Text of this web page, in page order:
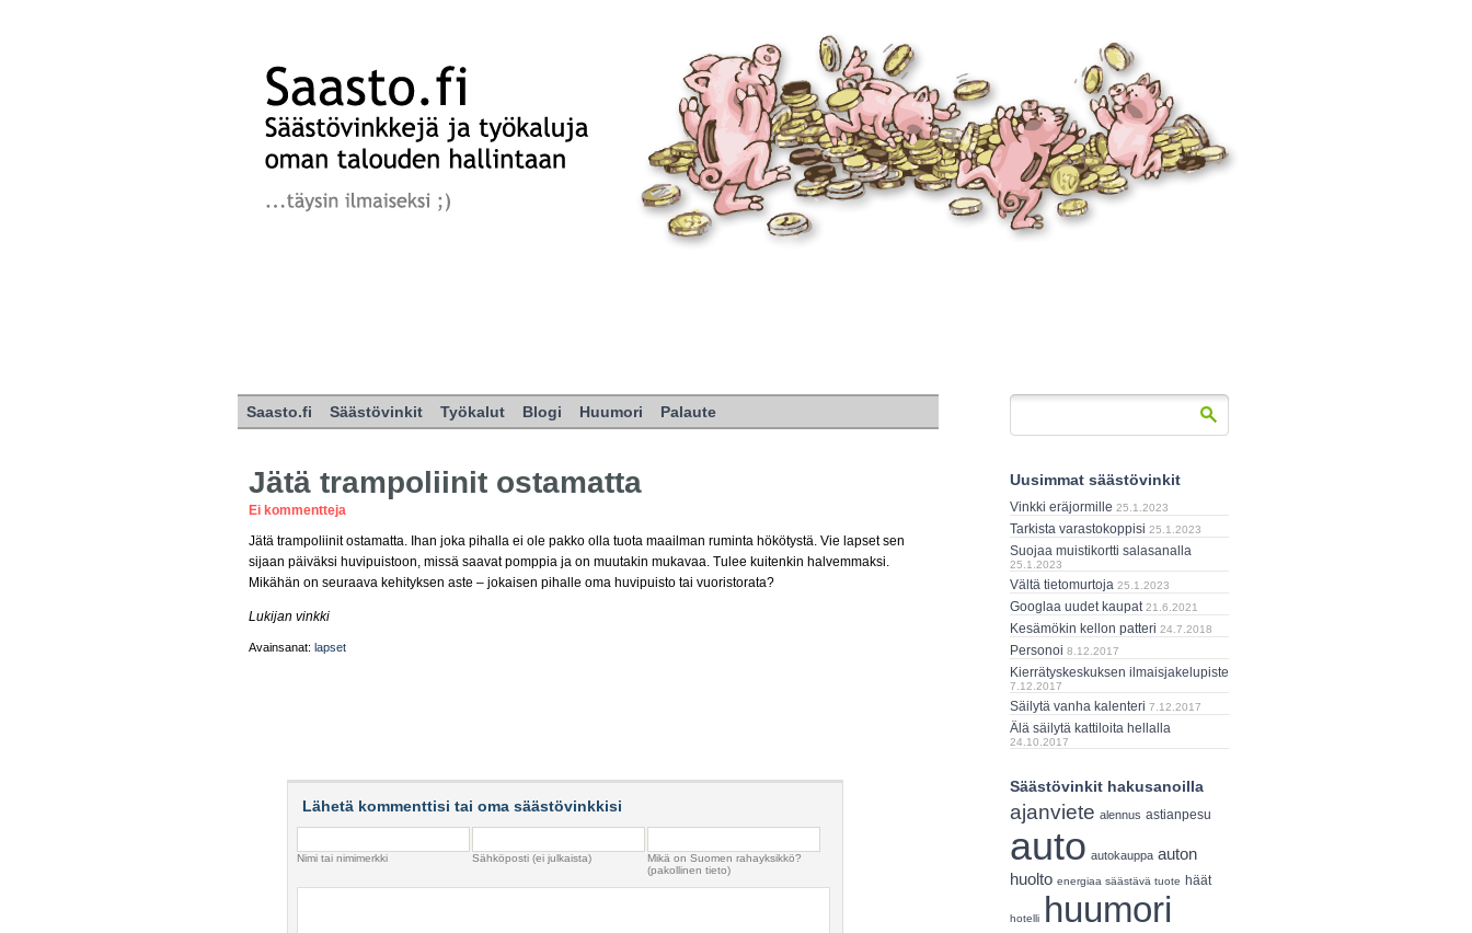
Saasto.fi Säästövinkit Työkalut Blogi Huumori Palaute
Jätä trampoliinit ostamatta
Ei kommentteja
Jätä trampoliinit ostamatta. Ihan joka pihalla ei ole pakko olla tuota maailman ruminta hökötystä. Vie lapset sen
sijaan päiväksi huvipuistoon, missä saavat pomppia ja on muutakin mukavaa. Tulee kuitenkin halvemmaksi.
Mikähän on seuraava kehityksen aste – jokaisen pihalle oma huvipuisto tai vuoristorata?
Lukijan vinkki
Avainsanat: lapset
Lähetä kommenttisi tai oma säästövinkkisi
Nimi tai nimimerkki Sähköposti (ei julkaista)
Mikä on Suomen rahayksikkö?
(pakollinen tieto)
Uusimmat säästövinkit
Vinkki eräjormille 25.1.2023
Tarkista varastokoppisi 25.1.2023
Suojaa muistikortti salasanalla
25.1.2023
Vältä tietomurtoja 25.1.2023
Googlaa uudet kaupat 21.6.2021
Kesämökin kellon patteri 24.7.2018
Personoi 8.12.2017
Kierrätyskeskuksen ilmaisjakelupiste
7.12.2017
Säilytä vanha kalenteri 7.12.2017
Älä säilytä kattiloita hellalla
24.10.2017
Säästövinkit hakusanoilla
ajanviete alennus astianpesu
auto autokauppa auton
huolto energiaa säästävä tuote häät
hotelli huumori